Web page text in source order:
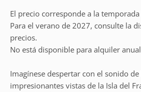
El precio corresponde a la temporada
Para el verano de 2027, consulte la
precios.
No está disponible para alquiler
Imagínese despertar con el sonido de
impresionantes vistas de la Isla del